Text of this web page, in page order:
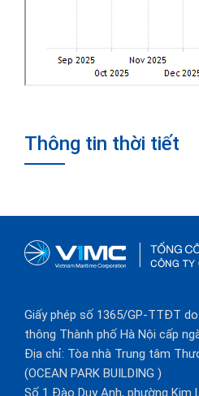
Thông tin thời tiết
Giấy phép số 1365/GP-TTĐT
thông Thành phố Hà Nội cấp
Địa chỉ: Tòa nhà Trung tâm
(OCEAN PARK BUILDING )
Số 1 Đào Duy Anh, phường Kim